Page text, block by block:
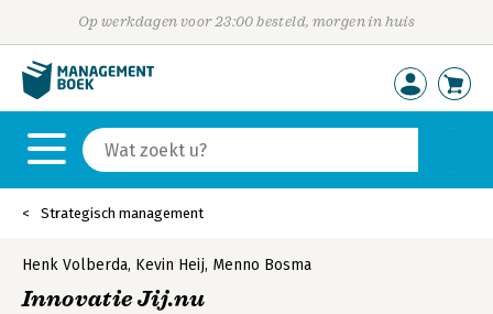
Op werkdagen voor 23:00 besteld, morgen in huis
Strategisch management
Henk Volberda, Kevin Heij, Menno Bosma
Innovatie Jij.nu